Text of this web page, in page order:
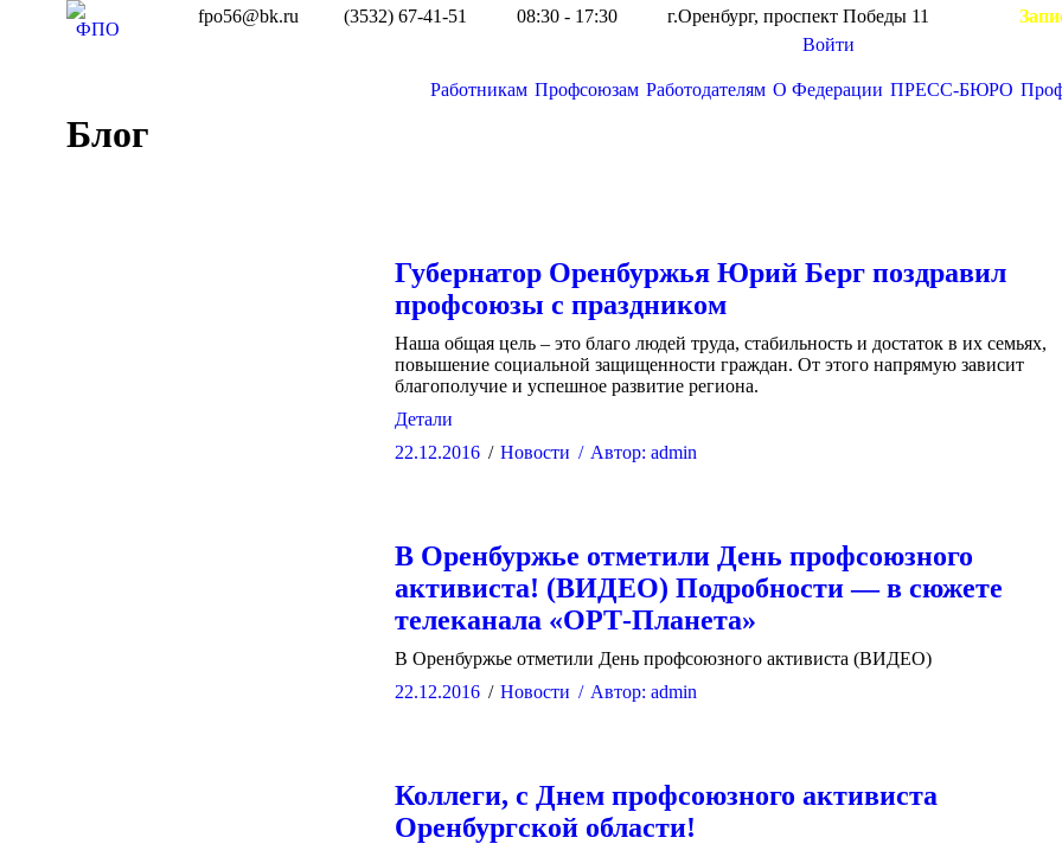
fpo56@bk.ru (3532) 67-41-51 08:30 - 17:30 г.Оренбург, проспект Победы 11
Войти
Работникам Профсоюзам Работодателям О Федерации ПРЕСС-БЮРО
Блог
Губернатор Оренбуржья Юрий Берг поздравил
профсоюзы с праздником
Наша общая цель – это благо людей труда, стабильность и достаток в их семьях,
повышение социальной защищенности граждан. От этого напрямую зависит
благополучие и успешное развитие региона.
Детали
22.12.2016
Новости Автор:admin
В Оренбуржье отметили День профсоюзного
активиста! (ВИДЕО) Подробности — в сюжете
телеканала «ОРТ-Планета»
В Оренбуржье отметили День профсоюзного активиста (ВИДЕО)
22.12.2016
Новости Автор:admin
Коллеги, с Днем профсоюзного активиста
Оренбургской области!